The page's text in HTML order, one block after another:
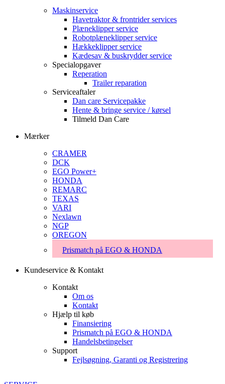
Maskinservice
Havetraktor & frontrider services
Plæneklipper service
Robotplæneklipper service
Hækkeklipper service
Kædesav & buskrydder service
Specialopgaver
Reperation
Trailer reparation
Serviceaftaler
Dan care Servicepakke
Hente & bringe service / kørsel
Tilmeld Dan Care
Mærker
CRAMER
DCK
EGO Power+
HONDA
REMARC
TEXAS
VARI
Nexlawn
NGP
OREGON
Prismatch på EGO & HONDA
Kundeservice & Kontakt
Kontakt
Om os
Kontakt
Hjælp til køb
Finansiering
Prismatch på EGO & HONDA
Handelsbetingelser
Support
Fejlsøgning, Garanti og Registrering